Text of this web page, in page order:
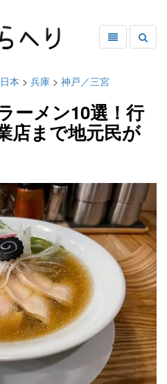
日本 > 兵庫 > 神戸／三宮
ーメン10選！行
店まで地元民が